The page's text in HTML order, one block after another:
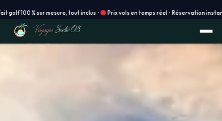
sur mesure, tout inclus · Prix vols en temps réel · Réservation instantanée en